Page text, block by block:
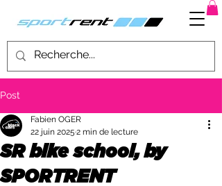
Post
SR bike school, by
SPORTRENT
Fabien OGER
22 juin 2025 2 min de lecture